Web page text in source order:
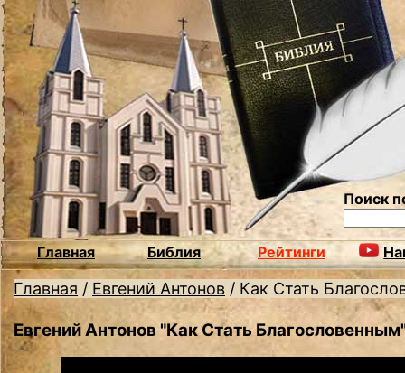
Поиск
Главная Библия Рейтинги
Главная / Евгений Антонов / Как Стать
Евгений Антонов "Как Стать